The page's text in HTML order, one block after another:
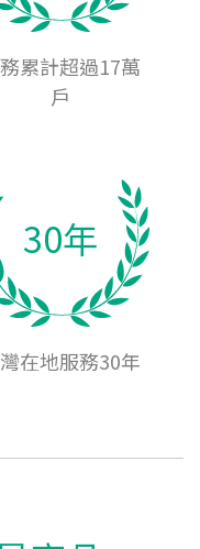
累計超過17萬
戶
30年
在地服務30年